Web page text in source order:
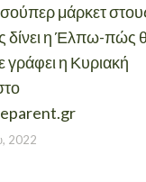
μάρκετ
δίνει η Έλπω-πώς
γράφει η Κυριακή
2022